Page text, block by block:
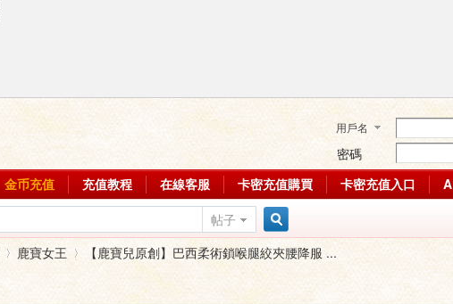
用戶名
密碼
金币充值 充值教程 在線客服 卡密充值購買 卡密充值入口
帖子
搜
鹿寶女王 【鹿寶兒原創】巴西柔術鎖喉腿絞夾腰降服 ...